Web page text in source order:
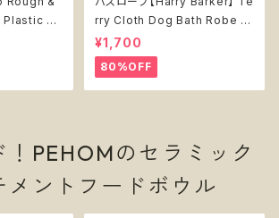
O
rry Cloth Dog Bath Robe -
Harry Barker-
¥1,700
80%OFF
PEHOMのセラミック
メントフードボウル